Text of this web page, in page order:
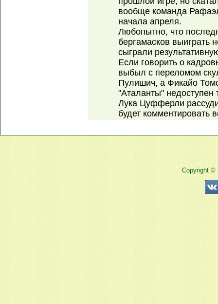
вообще команда
начала апреля.
Любопытно, что
бергамасков выиграть
сыграли
Если говорить о
выбыл с переломом
Пулишич, а Фикайо
"Аталанты" недоступен
Лука Цуфферли
будет комментировать
Copyright ©